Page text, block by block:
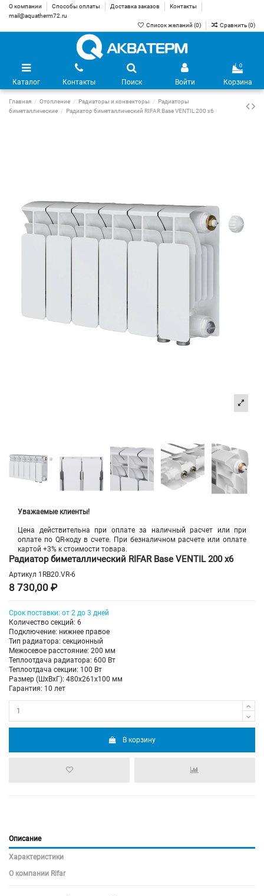
О компании Способы оплаты Доставка заказов
Контакты
mail@aquatherm72.ru
Список желаний (0) Сравнить (0)
Каталог Контакты Поиск Войти
0
Корзина
Главная Отопление Радиаторы и конвекторы
Радиаторы
биметаллические
Радиатор биметаллический RIFAR Base VENTIL 200 х6
Уважаемые клиенты!
Цена действительна при оплате за наличный расчет или при
оплате по QR-коду в счете. При безналичном расчете или оплате
картой +3% к стоимости товара.
Радиатор биметаллический RIFAR Base VENTIL 200 х6
Артикул 1RB20.VR-6
8 730,00 ₽
Срок поставки: от 2 до 3 дней
Количество секций: 6
Подключение: нижнее правое
Тип радиатора: секционный
Межосевое расстояние: 200 мм
Теплоотдача радиатора: 600 Вт
Теплоотдача секции: 100 Вт
Размер (ШхВхГ): 480х261х100 мм
Гарантия: 10 лет
В корзину
Описание
Характеристики
О компании Rifar